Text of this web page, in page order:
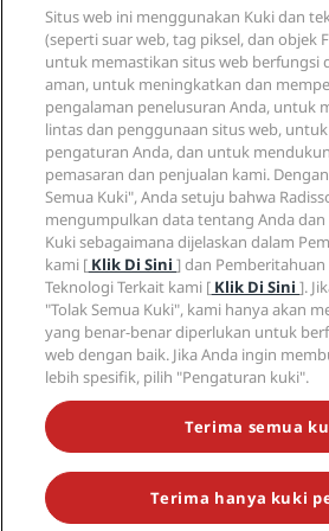
Hotel baru dan yang akan datang
Radisson Hotels APP
Hotel yang Disetujui untuk Olahraga
Hotel yang Cocok untuk Keluarga
‌Kesehatan dan Keselamatan
Radisson Hotel Group
Media
Karier RHG
Karier PPHE
Karier EHL
The Club by RHG
Peluang Pengembangan
Bisnis yang Bertanggung Jawab
Pengadaan
Legal
Pusat Privasi
Pemberitahuan hukum
Syarat dan ketentuan Radisson
Perjanjian penggunaan situs
Aksesibilitas Digital
Pernyataan Perbudakan Modern
Bantu
Peringatan Bagi Konsumen
Hubungi
Pertanyaan Umum
Sitemap
Media sosial
Merek Radisson Hotels
JANGAN LEWATKAN PENAWARAN
© 2026 Radisson Hotel Group.Seluruh hak
undang. RHG Radisson Hotel Group,
Situs web ini menggunakan Kuki dan
(seperti suar web, tag piksel, dan objek
untuk memastikan situs web berfungsi
aman, untuk meningkatkan dan
pengalaman penelusuran Anda, untuk
lintas dan penggunaan situs web,
pengaturan Anda, dan untuk
pemasaran dan penjualan kami.
Semua Kuki", Anda setuju bahwa
mengumpulkan data tentang Anda
Kuki sebagaimana dijelaskan dalam
kami [ Klik Di Sini] dan Pemberitahuan
Teknologi Terkait kami [ Klik Di Sini].
"Tolak Semua Kuki", kami hanya akan
yang benar-benar diperlukan untuk
web dengan baik. Jika Anda ingin
lebih spesifik, pilih "Pengaturan kuki".
Terima semua
Terima hanya kuki